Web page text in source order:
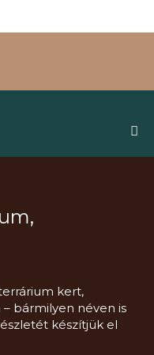
kert,
bármilyen néven is
készítjük el